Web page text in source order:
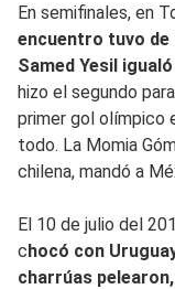
En semifinales, en
encuentro tuvo de
Samed Yesil
hizo el segundo
primer gol olímpico
todo. La Momia
chilena, mandó a
El 10 de julio del
chocó con
charrúas